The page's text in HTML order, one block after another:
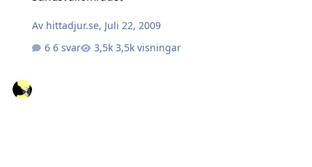
Av hittadjur.se, Juli 22, 2009
6 svar
3,5k visningar